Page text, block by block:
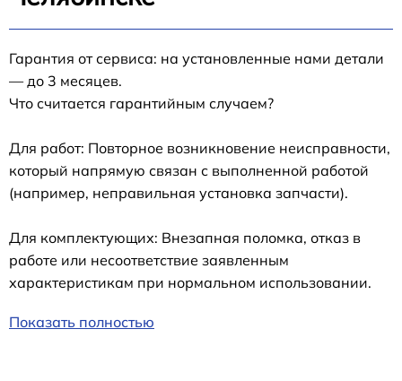
Гарантия от сервиса: на установленные нами детали
— до 3 месяцев.
Что считается гарантийным случаем?
Для работ: Повторное возникновение неисправности,
который напрямую связан с выполненной работой
(например, неправильная установка запчасти).
Для комплектующих: Внезапная поломка, отказ в
работе или несоответствие заявленным
характеристикам при нормальном использовании.
Показать полностью